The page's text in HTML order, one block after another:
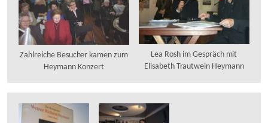
Zahlreiche Besucher kamen zum
Heymann Konzert
Lea Rosh im Gespräch mit
Elisabeth Trautwein Heymann